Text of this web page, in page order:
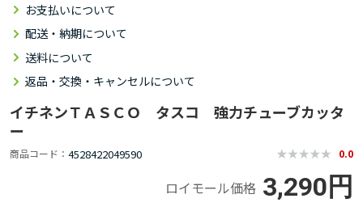
お支払いについて
配送・納期について
送料について
返品・交換・キャンセルについて
イチネンＴＡＳＣＯ タスコ 強力チューブカッタ
ー
商品コード 4528422049590 0.0
ロイモール価格 3,290円